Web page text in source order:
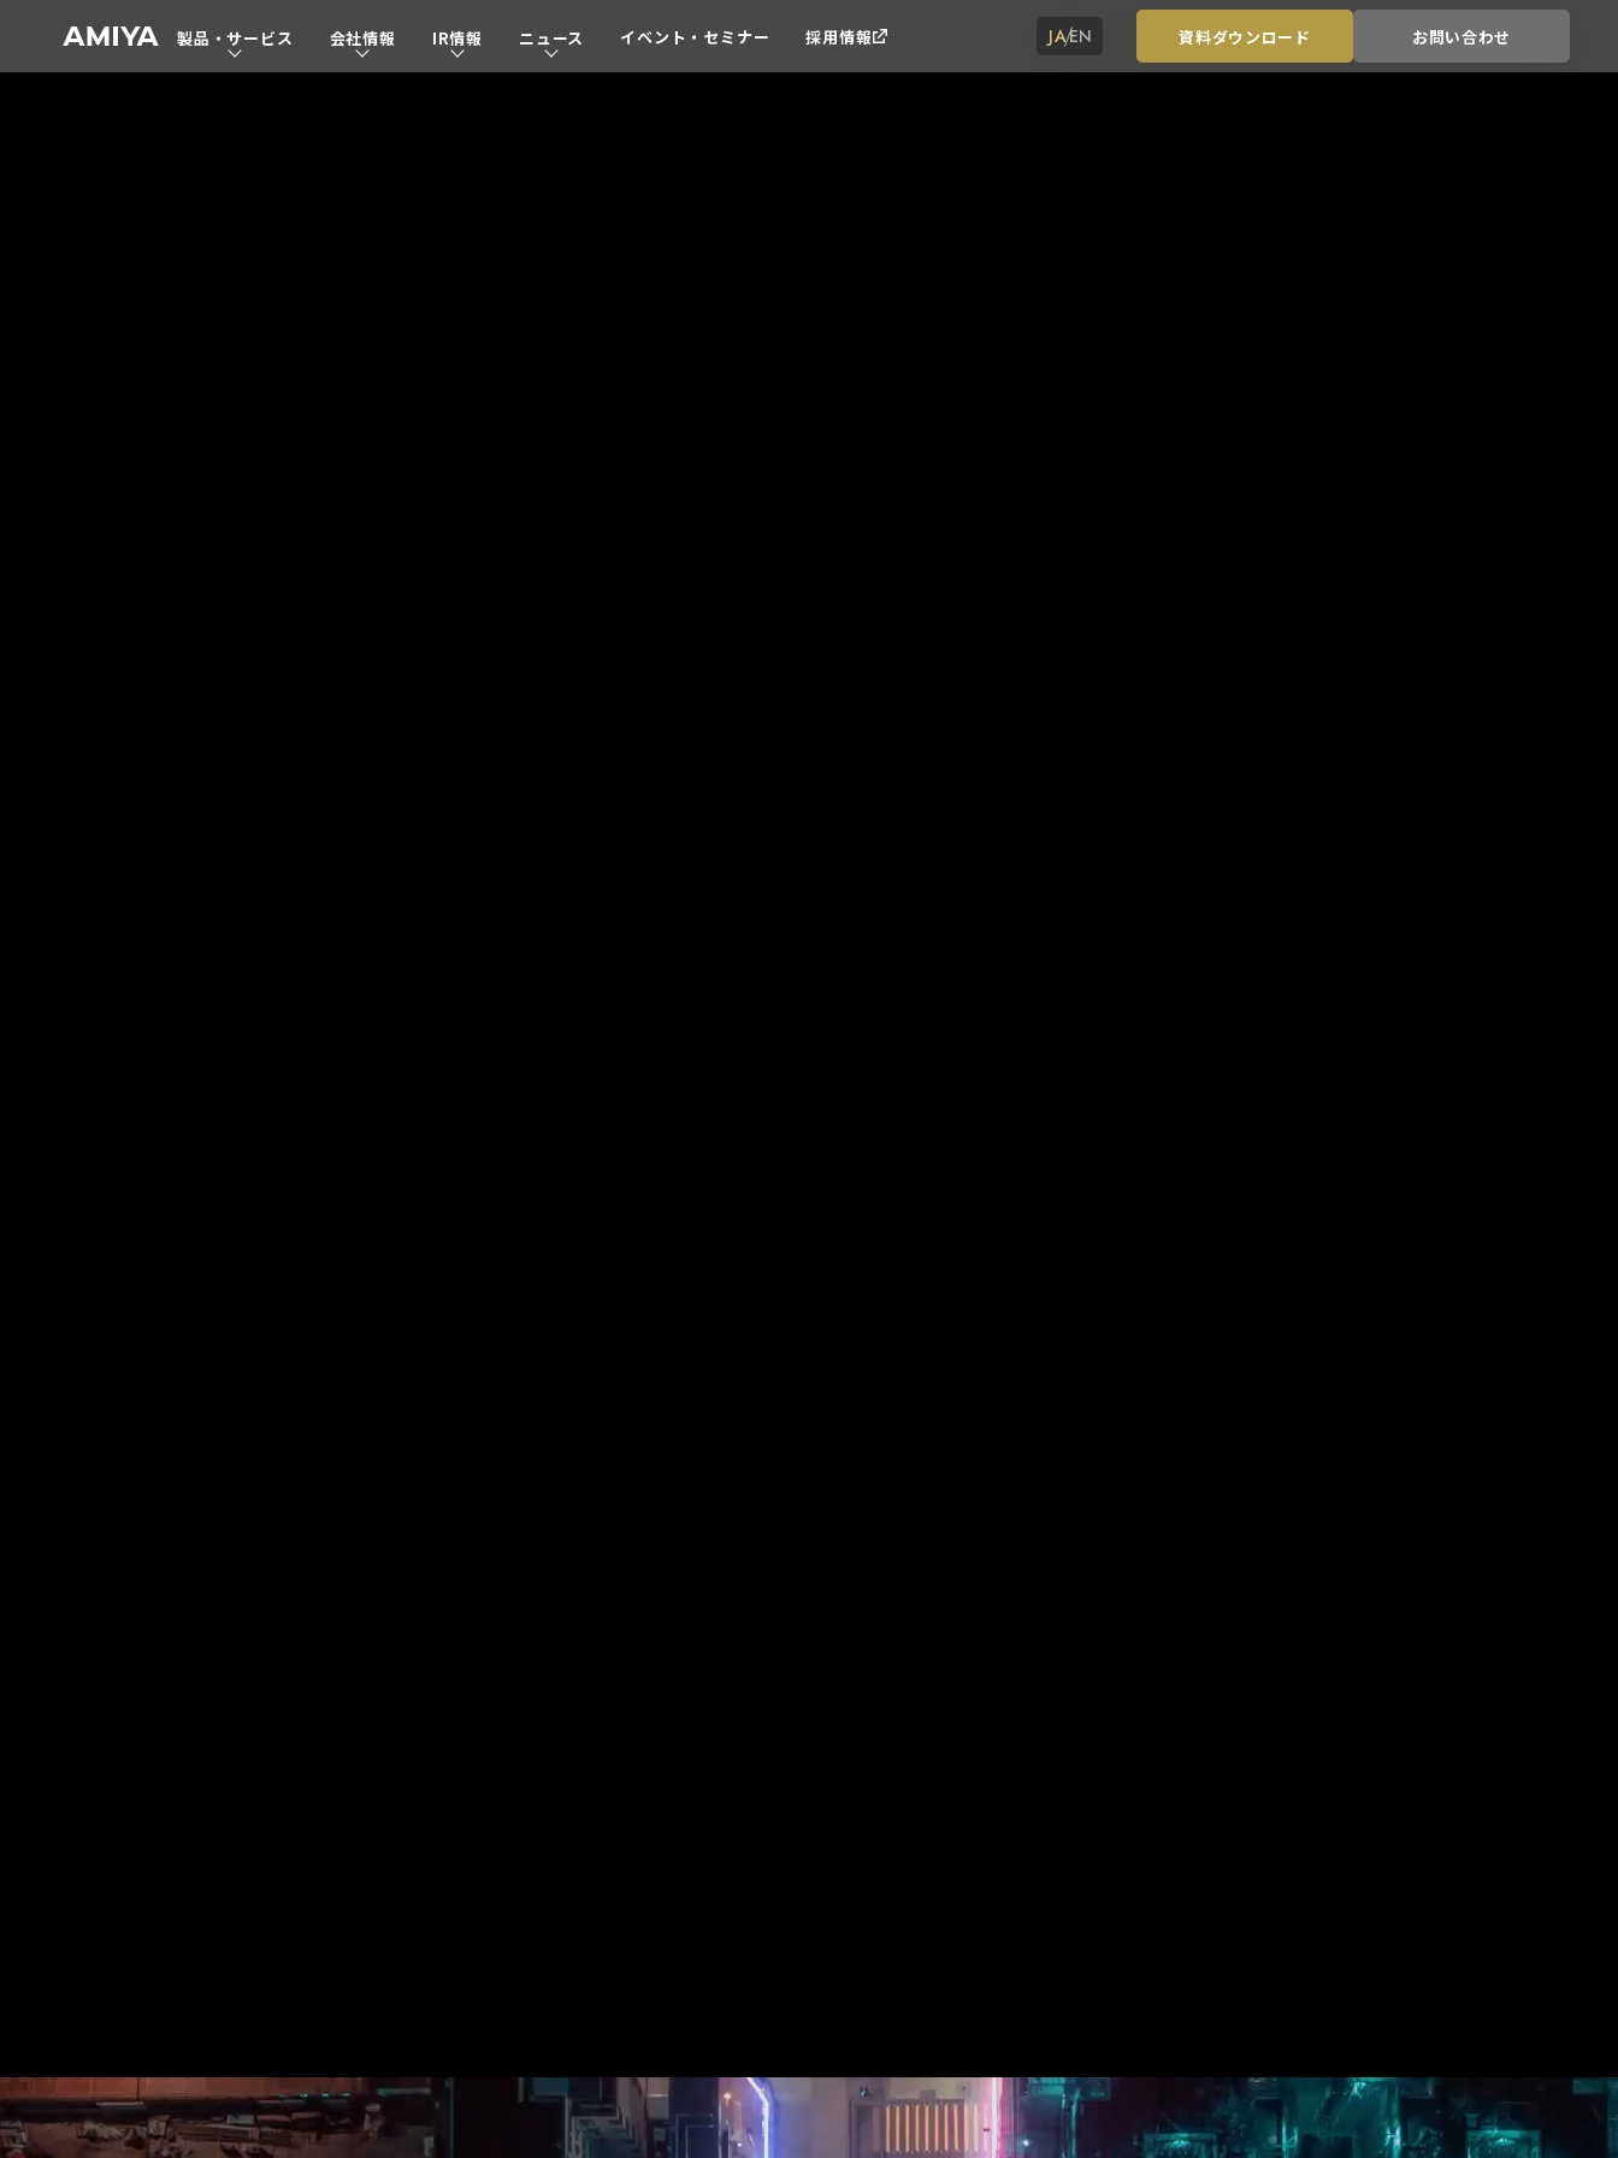
A
M
製品・サービス 会社情報 IR情報 ニュース イベント・セミナー 採用情報 JAEN 資料ダウンロード お問い合わせ